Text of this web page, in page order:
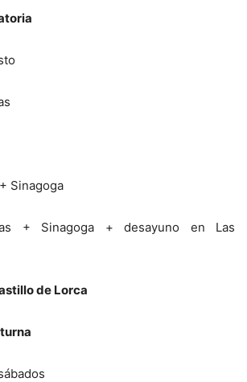
Sinagoga
+ Sinagoga + desayuno en Las
de Lorca